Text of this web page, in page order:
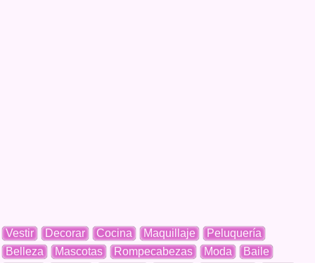
Vestir Decorar Cocina Maquillaje
Peluquería
Belleza
Mascotas Rompecabezas Moda
Baile